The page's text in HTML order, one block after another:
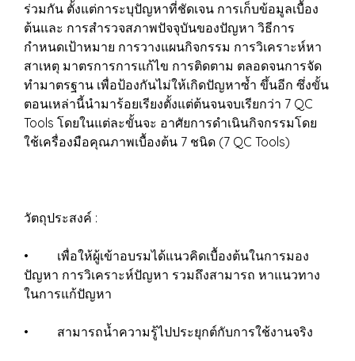
ร่วมกัน ตั้งแต่การะบุปัญหาที่ชัดเจน การเก็บข้อมูลเบื้อง
ต้นและ การสำรวจสภาพปัจจุบันของปัญหา วิธีการ
กำหนดเป้าหมาย การวางแผนกิจกรรม การวิเคราะห์หา
สาเหตุ มาตรการการแก้ไข การติดตาม ตลอดจนการจัด
ทำมาตรฐาน เพื่อป้องกันไม่ให้เกิดปัญหาซ้ำ ขึ้นอีก ซึ่งขั้น
ตอนเหล่านี้นำมาร้อยเรียงตั้งแต่ต้นจนจบเรียกว่า 7 QC
Tools โดยในแต่ละขั้นจะ อาศัยการดำเนินกิจกรรมโดย
ใช้เครื่องมือคุณภาพเบื้องต้น 7 ชนิด (7 QC Tools)
วัตถุประสงค์ :
• เพื่อให้ผู้เข้าอบรมได้แนวคิดเบื้องต้นในการมอง
ปัญหา การวิเคราะห์ปัญหา รวมถึงสามารถ หาแนวทาง
ในการแก้ปัญหา
• สามารถน้ำความรู้ไปประยุกต์กับการใช้งานจริง